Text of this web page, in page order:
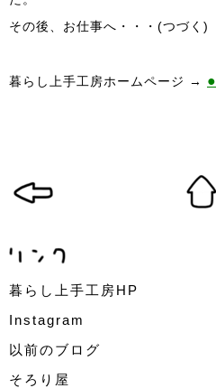
その後、お仕事へ・・・(つづく)
暮らし上手工房ホームページ → ●
暮らし上手工房HP
Instagram
以前のブログ
そろり屋